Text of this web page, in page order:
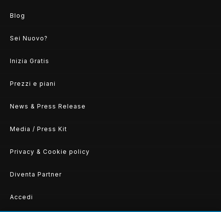
Blog
Sei Nuovo?
Inizia Gratis
Prezzi e piani
News & Press Release
Media / Press Kit
Privacy & Cookie policy
Diventa Partner
Accedi